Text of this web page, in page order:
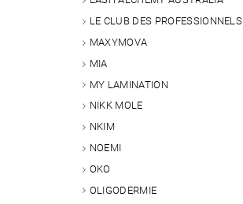
LE CLUB DES PROFESSIONNELS
MAXYMOVA
MIA
MY LAMINATION
NIKK MOLE
NKIM
NOEMI
OKO
OLIGODERMIE